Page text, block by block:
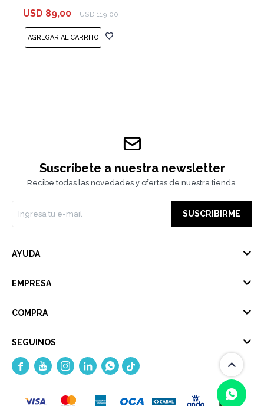
USD 89,00 USD 119,00
Suscríbete a nuestra newsletter
Recibe todas las novedades y ofertas de nuestra tienda.
SUSCRIBIRME
AYUDA
EMPRESA
COMPRA
SEGUINOS
    